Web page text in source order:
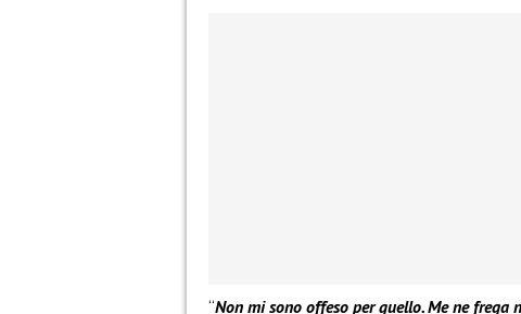
“Non mi sono offeso per quello. Me ne frega